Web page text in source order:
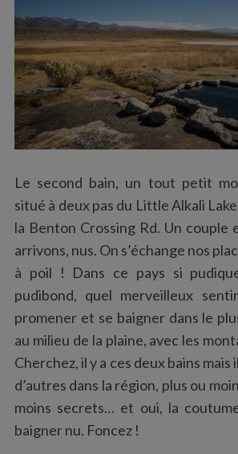
Le second bain, un tout petit
situé à deux pas du Little Alkali
la Benton Crossing Rd. Un couple
arrivons, nus. On s’échange nos
à poil ! Dans ce pays si
pudibond, quel merveilleux
promener et se baigner dans le
au milieu de la plaine, avec les
Cherchez, il y a ces deux bains mais
d’autres dans la région, plus ou
moins secrets… et oui, la
baigner nu. Foncez !